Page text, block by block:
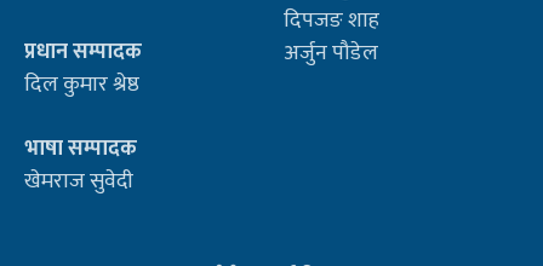
प्रधान सम्पादक
दिल कुमार श्रेष्ठ
भाषा सम्पादक
खेमराज सुवेदी
दिपजङ शाह
अर्जुन पौडेल